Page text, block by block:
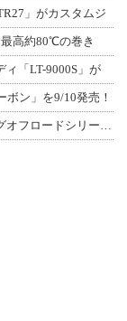
」がカスタムジ
最高約80℃の巻き
ィ「LT-9000S」が
ボン」を9/10発売！